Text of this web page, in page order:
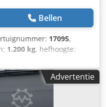
Bellen
17095,
1.200 kg, hefhoogte:
1.970 mm,
1.150 mm
Serienummer: OBWNR-
Codpezfd Dbefx Ah
Advertentie